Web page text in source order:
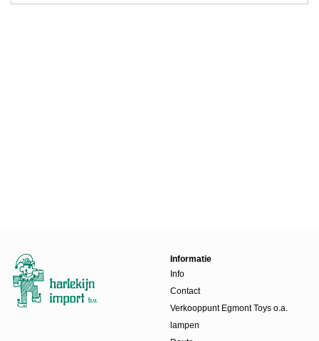
Informatie
Info
Contact
Verkooppunt Egmont Toys o.a.
lampen